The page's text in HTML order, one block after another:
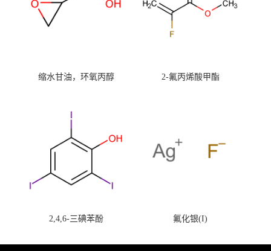
缩水甘油，环氧丙醇 2-氟丙烯酸甲酯
2,4,6-三碘苯酚 氟化银(I)